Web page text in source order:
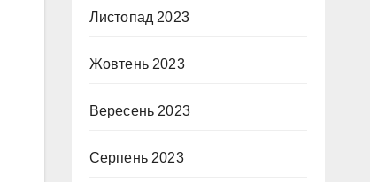
Листопад 2023
Жовтень 2023
Вересень 2023
Серпень 2023